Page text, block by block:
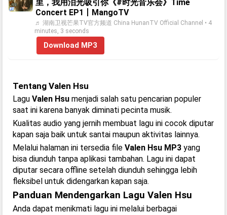
里，我用泪光吸引你《#时光音乐会》Time
Concert EP1丨MangoTV
♬ 湖南卫视芒果TV官方频道 China HunanTV Official Channel • 4
minutes, 3 seconds
Download MP3
Tentang Valen Hsu
Lagu Valen Hsu menjadi salah satu pencarian populer
saat ini karena banyak diminati pecinta musik.
Kualitas audio yang jernih membuat lagu ini cocok diputar
kapan saja baik untuk santai maupun aktivitas lainnya.
Melalui halaman ini tersedia file Valen Hsu MP3 yang
bisa diunduh tanpa aplikasi tambahan. Lagu ini dapat
diputar secara offline setelah diunduh sehingga lebih
fleksibel untuk didengarkan kapan saja.
Panduan Mendengarkan Lagu Valen Hsu
Anda dapat menikmati lagu ini melalui berbagai